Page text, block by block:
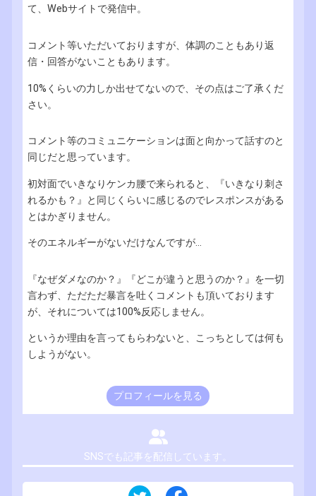
て、Webサイトで発信中。
コメント等いただいておりますが、体調のこともあり返
信・回答がないこともあります。
10%くらいの力しか出せてないので、その点はご了承くだ
さい。
コメント等のコミュニケーションは面と向かって話すのと
同じだと思っています。
初対面でいきなりケンカ腰で来られると、『いきなり刺さ
れるかも？』と同じくらいに感じるのでレスポンスがある
とはかぎりません。
そのエネルギーがないだけなんですが...
『なぜダメなのか？』『どこが違うと思うのか？』を一切
言わず、ただただ暴言を吐くコメントも頂いております
が、それについては100%反応しません。
というか理由を言ってもらわないと、こっちとしては何も
しようがない。
プロフィールを見る
SNSでも記事を配信しています。